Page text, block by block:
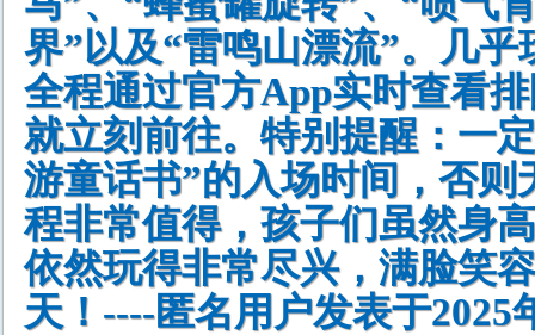
界”以及“雷鸣山漂流”。几
全程通过官方App实时查看
就立刻前往。特别提醒：一
游童话书”的入场时间，否则
程非常值得，孩子们虽然身
依然玩得非常尽兴，满脸笑
天！----匿名用户发表于2025